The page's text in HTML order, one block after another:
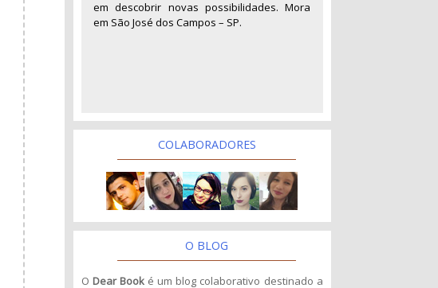
em descobrir novas possibilidades. Mora
em São José dos Campos – SP.
COLABORADORES
O BLOG
O Dear Book é um blog colaborativo destinado a